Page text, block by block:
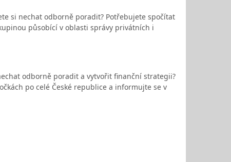
si nechat odborně poradit? Potřebujete spočítat
působící v oblasti správy privátních i
odborně poradit a vytvořit finanční strategii?
po celé České republice a informujte se v